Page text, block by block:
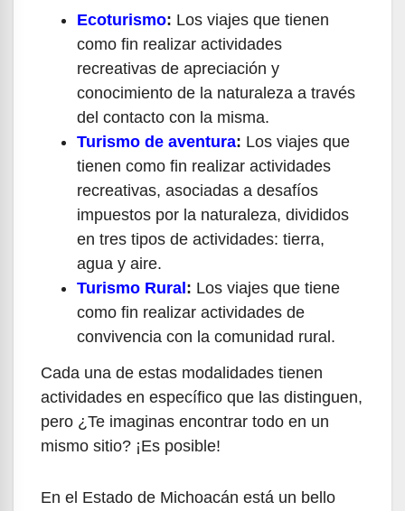
Ecoturismo: Los viajes que tienen
como fin realizar actividades
recreativas de apreciación y
conocimiento de la naturaleza a través
del contacto con la misma.
Turismo de aventura: Los viajes que
tienen como fin realizar actividades
recreativas, asociadas a desafíos
impuestos por la naturaleza, divididos
en tres tipos de actividades: tierra,
agua y aire.
Turismo Rural: Los viajes que tiene
como fin realizar actividades de
convivencia con la comunidad rural.
Cada una de estas modalidades tienen
actividades en específico que las distinguen,
pero ¿Te imaginas encontrar todo en un
mismo sitio? ¡Es posible!
En el Estado de Michoacán está un bello